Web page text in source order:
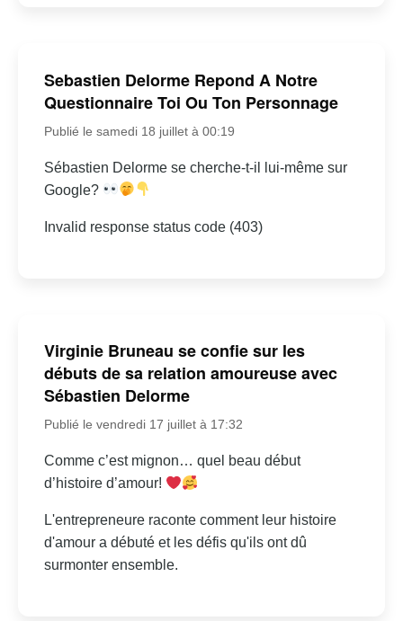
Sebastien Delorme Repond A Notre
Questionnaire Toi Ou Ton Personnage
Publié le samedi 18 juillet à 00:19
Sébastien Delorme se cherche-t-il lui-même sur
Google?
Invalid response status code (403)
Virginie Bruneau se confie sur les
débuts de sa relation amoureuse avec
Sébastien Delorme
Publié le vendredi 17 juillet à 17:32
Comme c’est mignon… quel beau début
d’histoire d’amour!
L'entrepreneure raconte comment leur histoire
d'amour a débuté et les défis qu'ils ont dû
surmonter ensemble.